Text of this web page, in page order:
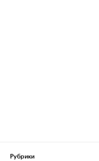
Рубрики